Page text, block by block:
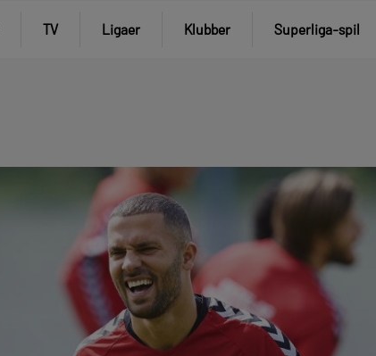
TV Ligaer Klubber Superliga-spil